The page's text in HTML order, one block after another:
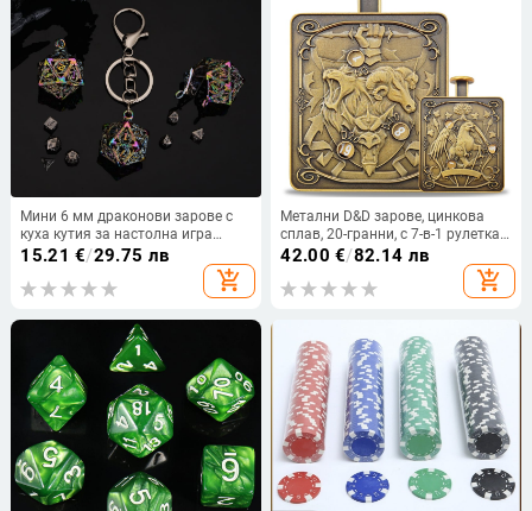
Мини 6 мм драконови зарове с
куха кутия за настолна игра
Dungeons & Dragons
15.21 €/29.75 лв
add_shopping_cart
Метални D&D зарове, цинкова
сплав, 20-гранни, с 7-в-1 рулетка,
персонализация по поръчка
42.00 €/82.14 лв
add_shopping_cart